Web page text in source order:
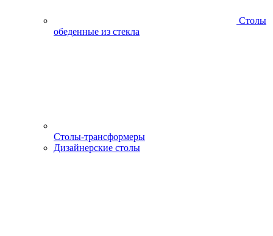
Столы
обеденные из стекла
Столы-трансформеры
Дизайнерские столы